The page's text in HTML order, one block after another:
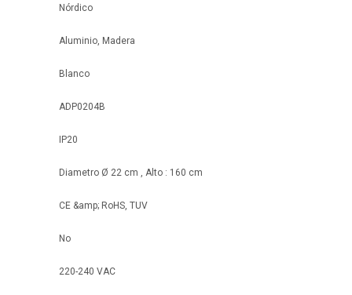
Nórdico
Aluminio, Madera
Blanco
ADP0204B
IP20
Diametro Ø 22 cm , Alto : 160 cm
CE &amp; RoHS, TUV
No
220-240 VAC